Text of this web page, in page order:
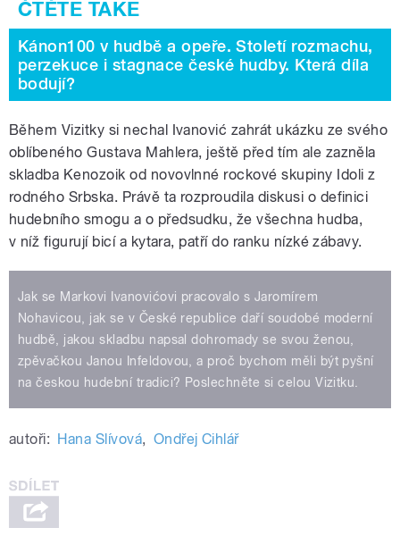
Kánon100 v hudbě a opeře. Století rozmachu,
perzekuce i stagnace české hudby. Která díla
bodují?
Během Vizitky si nechal Ivanović zahrát ukázku ze svého
oblíbeného Gustava Mahlera, ještě před tím ale zazněla
skladba Kenozoik od novovlnné rockové skupiny Idoli z
rodného Srbska. Právě ta rozproudila diskusi o definici
hudebního smogu a o předsudku, že všechna hudba,
v níž figurují bicí a kytara, patří do ranku nízké zábavy.
Jak se Markovi Ivanovićovi pracovalo s Jaromírem
Nohavicou, jak se v České republice daří soudobé moderní
hudbě, jakou skladbu napsal dohromady se svou ženou,
zpěvačkou Janou Infeldovou, a proč bychom měli být pyšní
na českou hudební tradici? Poslechněte si celou Vizitku.
autoři: Hana Slívová, Ondřej Cihlář